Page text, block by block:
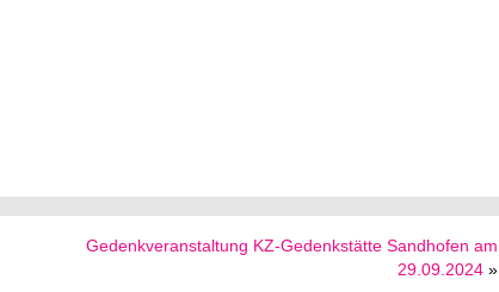
Gedenkveranstaltung KZ-Gedenkstätte Sandhofen am
29.09.2024 »